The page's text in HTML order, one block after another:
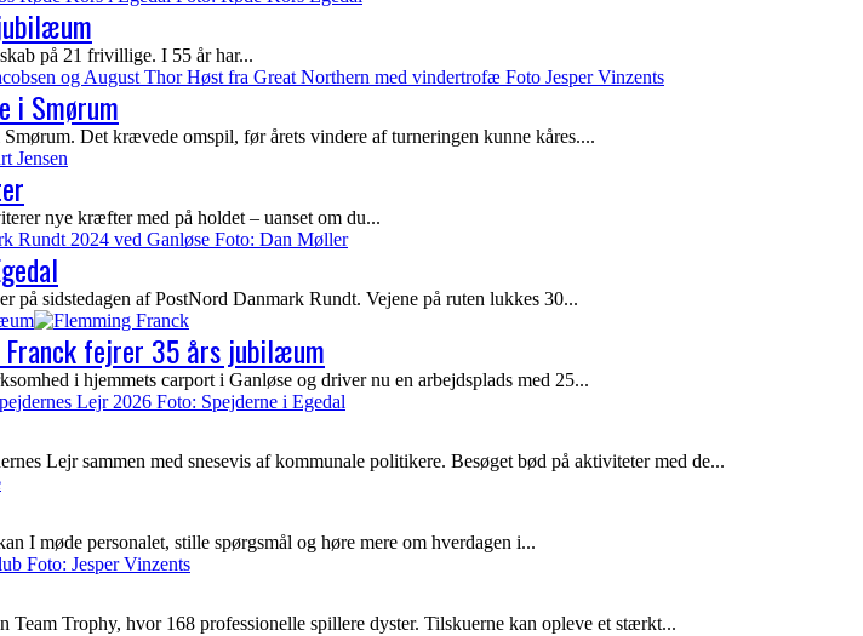
på 21 frivillige. I 55 år har...
i Smørum
Det krævede omspil, før årets vindere af turneringen kunne kåres....
nye kræfter med på holdet – uanset om du...
på sidstedagen af PostNord Danmark Rundt. Vejene på ruten lukkes 30...
Franck fejrer 35 års jubilæum
i hjemmets carport i Ganløse og driver nu en arbejdsplads med 25...
Lejr sammen med snesevis af kommunale politikere. Besøget bød på aktiviteter med de...
I møde personalet, stille spørgsmål og høre mere om hverdagen i...
Trophy, hvor 168 professionelle spillere dyster. Tilskuerne kan opleve et stærkt...